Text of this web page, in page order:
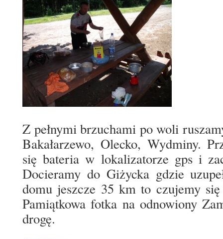
Z pełnymi brzuchami po woli
Bakałarzewo, Olecko, Wydminy.
się bateria w lokalizatorze gps i
Docieramy do Giżycka gdzie
domu jeszcze 35 km to czujemy
Pamiątkowa fotka na odnowiony
drogę.